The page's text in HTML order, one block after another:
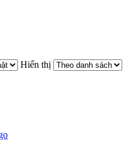
Hiển thị